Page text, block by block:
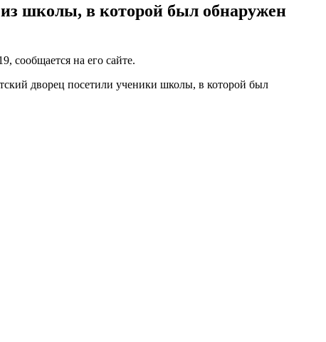
из школы, в которой был обнаружен
сообщается на его сайте.
дворец посетили ученики школы, в которой был